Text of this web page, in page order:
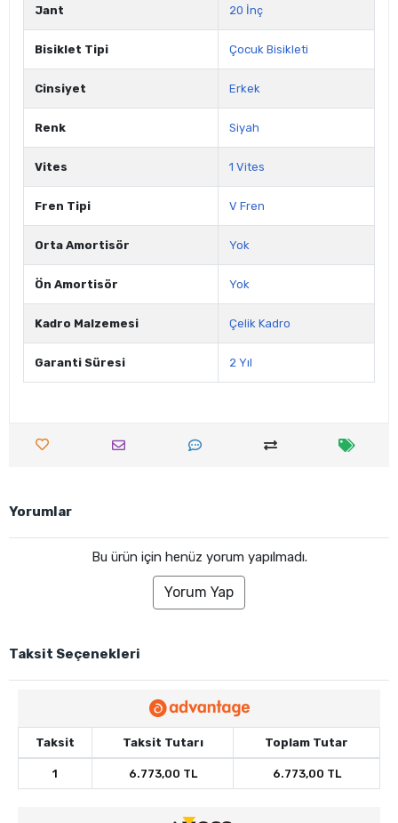
Jant 20 İnç
Bisiklet Tipi Çocuk Bisikleti
Cinsiyet Erkek
Renk Siyah
Vites 1 Vites
Fren Tipi V Fren
Orta Amortisör Yok
Ön Amortisör Yok
Kadro Malzemesi Çelik Kadro
Garanti Süresi 2 Yıl
Yorumlar
Bu ürün için henüz yorum yapılmadı.
Yorum Yap
Taksit Seçenekleri
Taksit Taksit Tutarı Toplam Tutar
1 6.773,00 TL 6.773,00 TL